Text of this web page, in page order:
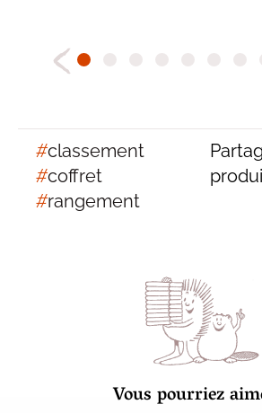
#classement
#coffret
#rangement
Vous pourriez